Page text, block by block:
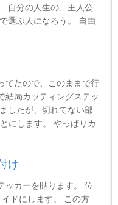
自分の人生の、主人公
選ぶ人になろう。 自由
てたので、このままで行
結局カッティングステッ
したが、切れてない部
にします。 やっぱりカ
け
ッカーを貼ります。 位
ドにします。 この方